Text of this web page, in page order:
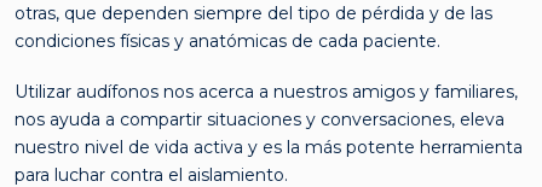
otras, que dependen siempre del tipo de pérdida y de las
condiciones físicas y anatómicas de cada paciente.
Utilizar audífonos nos acerca a nuestros amigos y familiares,
nos ayuda a compartir situaciones y conversaciones, eleva
nuestro nivel de vida activa y es la más potente herramienta
para luchar contra el aislamiento.